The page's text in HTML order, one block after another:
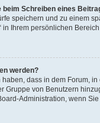
beim Schreiben eines
speichern und zu einem
in Ihrem persönlichen
werden?
dass in dem Forum,
Gruppe von Benutzern
Administration, wenn